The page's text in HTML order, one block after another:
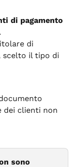
di pagamento
di
scelto il tipo di
dei clienti non
sono